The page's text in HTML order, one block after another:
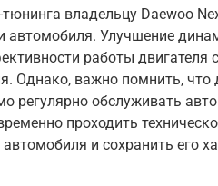
владельцу Daewoo
автомобиля. Улучшение
работы двигателя
Однако, важно помнить, что
регулярно обслуживать
проходить
и сохранить его